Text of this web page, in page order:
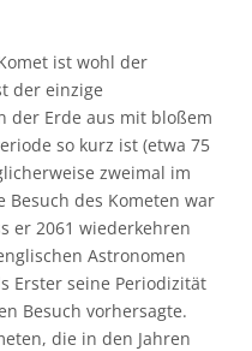
ist wohl der
der einzige
der Erde aus mit bloßem
so kurz ist (etwa 75
zweimal im
Besuch des Kometen war
er 2061 wiederkehren
Astronomen
Erster seine Periodizität
Besuch vorhersagte.
die in den Jahren